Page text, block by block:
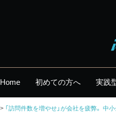
Home 初めての方へ 実践
「訪問件数を増やせ」が会社を疲弊。 中